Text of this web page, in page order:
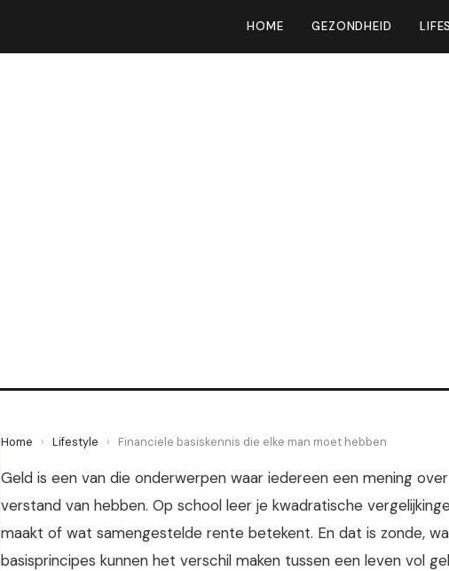
HOME GEZONDHEID
Home › Lifestyle › Financiele basiskennis die elke man moet hebben
Geld is een van die onderwerpen waar iedereen een mening
verstand van hebben. Op school leer je kwadratische
maakt of wat samengestelde rente betekent. En dat is zonde,
basisprincipes kunnen het verschil maken tussen een leven vol